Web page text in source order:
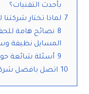
بأحدث التقنيات؟
7 لماذا تختار
8 نصائح هامة
المسايل نظيفة
9 أسئلة شائعة
10 اتصل بافضل